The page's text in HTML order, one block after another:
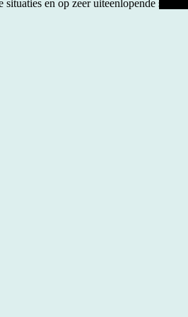
en op zeer uiteenlopende